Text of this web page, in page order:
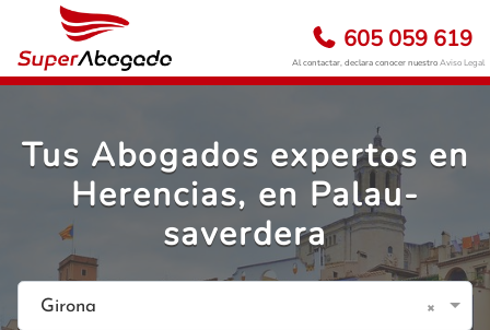
605 059 619
Al contactar, declara conocer nuestroAviso Legal
Tus Abogados expertos en
Herencias, en Palau-
saverdera
Girona ×